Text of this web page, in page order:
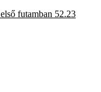
futamban 52.23